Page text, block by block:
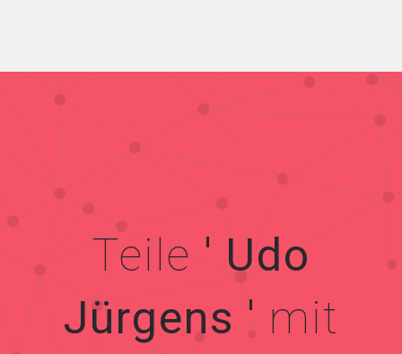
Teile ' Udo
Jürgens ' mit